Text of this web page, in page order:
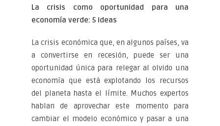
La crisis como oportunidad para una
economía verde: 5 ideas
La crisis económica que, en algunos países, va
a convertirse en recesión, puede ser una
oportunidad única para relegar al olvido una
economía que está explotando los recursos
del planeta hasta el límite. Muchos expertos
hablan de aprovechar este momento para
cambiar el modelo económico y pasar a una